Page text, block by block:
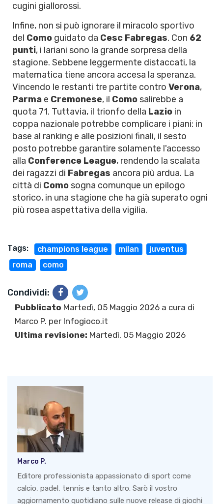
cugini giallorossi.
Infine, non si può ignorare il miracolo sportivo
del Como guidato da Cesc Fabregas. Con 62
punti, i lariani sono la grande sorpresa della
stagione. Sebbene leggermente distaccati, la
matematica tiene ancora accesa la speranza.
Vincendo le restanti tre partite contro Verona,
Parma e Cremonese, il Como salirebbe a
quota 71. Tuttavia, il trionfo della Lazio in
coppa nazionale potrebbe complicare i piani: in
base al ranking e alle posizioni finali, il sesto
posto potrebbe garantire solamente l'accesso
alla Conference League, rendendo la scalata
dei ragazzi di Fabregas ancora più ardua. La
città di Como sogna comunque un epilogo
storico, in una stagione che ha già superato ogni
più rosea aspettativa della vigilia.
Tags: champions league milan
juventus
roma
como
Condividi:
Pubblicato Martedì, 05 Maggio 2026 a cura di
Marco P. per Infogioco.it
Ultima revisione: Martedì, 05 Maggio 2026
Marco P.
Editore professionista appassionato di sport come
calcio, padel, tennis e tanto altro. Sarò il vostro
aggiornamento quotidiano sulle nuove release di giochi